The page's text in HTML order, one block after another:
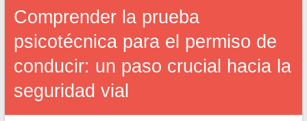
Comprender la prueba
psicotécnica para el permiso de
conducir: un paso crucial hacia la
seguridad vial